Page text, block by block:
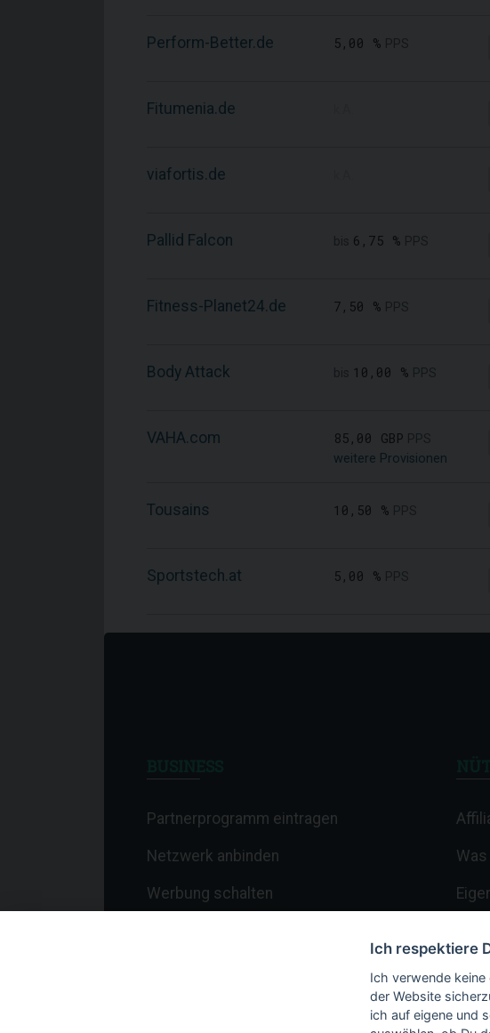
Perform-Better.de 5,00 %
Fitumenia.de
viafortis.de
Pallid Falcon 6,75 %
Fitness-Planet24.de 7,50 %
Body Attack 10,00 %
VAHA.com 85,00 GBP
weitere Provisionen
Tousains 10,50 %
Sportstech.at 5,00 %
Partnerprogramm eintragen
Netzwerk anbinden
Werbung schalten
Ich respektiere
Ich verwende
der Website
ich auf eigene und